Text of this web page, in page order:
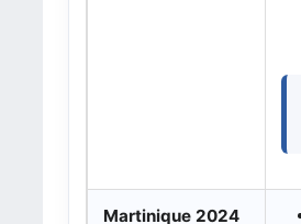
Martinique 2024